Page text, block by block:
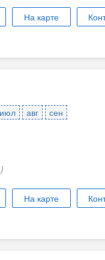
На карте
июл авг
сен
На карте